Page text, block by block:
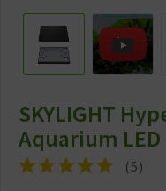
SKYLIGHT
Aquarium LED
(5)